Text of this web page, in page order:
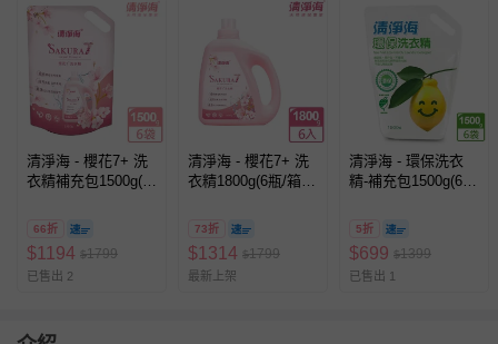
清淨海 - 櫻花7+ 洗
衣精補充包1500g(6
66折
$1194 $1799
已售出 2
清淨海 - 櫻花7+ 洗
衣精1800g(6瓶/箱
73折
$1314 $1799
最新上架
清淨海 - 環保洗衣
精-補充包1500g(6
5折
$699 $1399
已售出 1